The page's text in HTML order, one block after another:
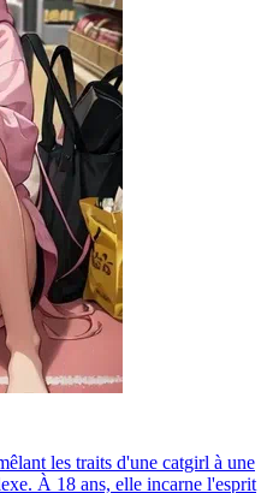
les traits d'une catgirl à une
À 18 ans, elle incarne l'esprit